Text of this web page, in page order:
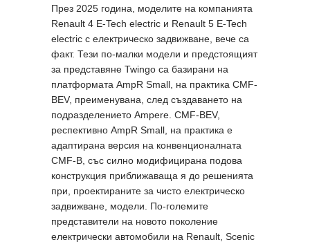
През 2025 година, моделите на компанията
Renault 4 E-Tech electric и Renault 5 E-Tech
electric с електрическо задвижване, вече са
факт. Тези по-малки модели и предстоящият
за представяне Twingo са базирани на
платформата AmpR Small, на практика CMF-
BEV, преименувана, след създаването на
подразделението Ampere. CMF-BEV,
респективно AmpR Small, на практика е
адаптирана версия на конвенционалната
CMF-B, със силно модифицирана подова
конструкция приближаваща я до решенията
при, проектираните за чисто електрическо
задвижване, модели. По-големите
представители на новото поколение
електрически автомобили на Renault, Scenic